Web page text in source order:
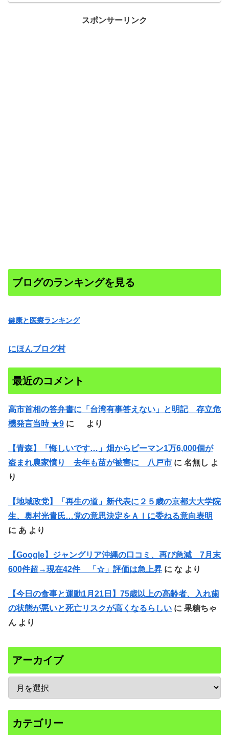
スポンサーリンク
ブログのランキングを見る
健康と医療ランキング
にほんブログ村
最近のコメント
高市首相の答弁書に「台湾有事答えない」と明記 存立危
機発言当時 ★9 に より
【青森】「悔しいです…」畑からピーマン1万6,000個が
盗まれ農家憤り 去年も苗が被害に 八戸市 に 名無し よ
り
【地域政党】「再生の道」新代表に２５歳の京都大大学院
生、奥村光貴氏…党の意思決定をＡＩに委ねる意向表明
に あ より
【Google】ジャングリア沖縄の口コミ、再び急減 7月末
600件超→現在42件 「☆」評価は急上昇 に な より
【今日の食事と運動1月21日】75歳以上の高齢者、入れ歯
の状態が悪いと死亡リスクが高くなるらしい に 果糖ちゃ
ん より
アーカイブ
カテゴリー